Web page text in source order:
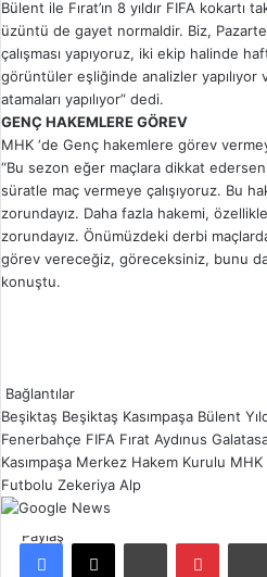
Bülent ile Fırat’ın 8 yıldır FIFA kokartı
üzüntü de gayet normaldir. Biz,
çalışması yapıyoruz, iki ekip halinde
görüntüler eşliğinde analizler yapılıyor
atamaları yapılıyor” dedi.
GENÇ HAKEMLERE GÖREV
MHK ‘de Genç hakemlere görev
“Bu sezon eğer maçlara dikkat
süratle maç vermeye çalışıyoruz. Bu
zorundayız. Daha fazla hakemi,
zorundayız. Önümüzdeki derbi
görev vereceğiz, göreceksiniz, bunu
konuştu.
Bağlantılar
Beşiktaş Beşiktaş Kasımpaşa Bülent
Fenerbahçe FIFA Fırat Aydınus
Kasımpaşa Merkez Hakem Kurulu MHK
Futbolu Zekeriya Alp
Paylaş